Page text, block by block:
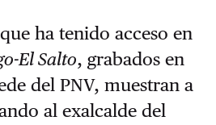
ha tenido acceso en
El Salto, grabados en
del PNV, muestran a
al exalcalde del